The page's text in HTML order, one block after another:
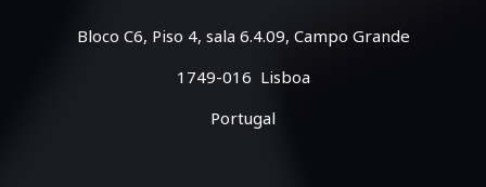
Bloco C6, Piso 4, sala 6.4.09, Campo Grande
1749-016 Lisboa
Portugal